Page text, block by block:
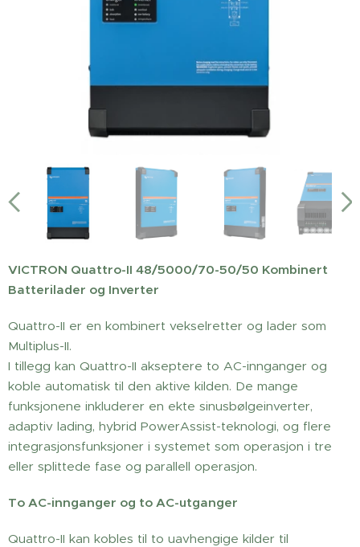
VICTRON Quattro-II 48/5000/70-50/50 Kombinert
Batterilader og Inverter
Quattro-II er en kombinert vekselretter og lader som
Multiplus-II.
I tillegg kan Quattro-II akseptere to AC-innganger og
koble automatisk til den aktive kilden. De mange
funksjonene inkluderer en ekte sinusbølgeinverter,
adaptiv lading, hybrid PowerAssist-teknologi, og flere
integrasjonsfunksjoner i systemet som operasjon i tre
eller splittede fase og parallell operasjon.
To AC-innganger og to AC-utganger
Quattro-II kan kobles til to uavhengige kilder til